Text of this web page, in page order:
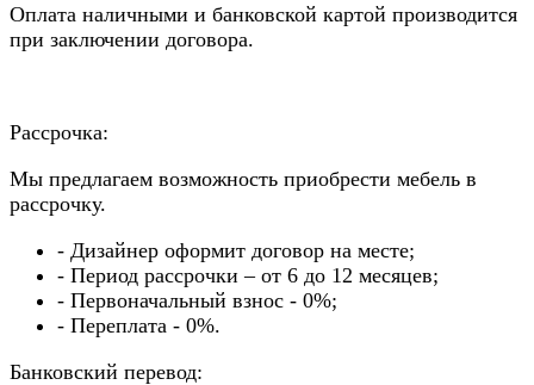
Оплата наличными и банковской картой производится
при заключении договора.
Рассрочка:
Мы предлагаем возможность приобрести мебель в
рассрочку.
- Дизайнер оформит договор на месте;
- Период рассрочки – от 6 до 12 месяцев;
- Первоначальный взнос - 0%;
- Переплата - 0%.
Банковский перевод: